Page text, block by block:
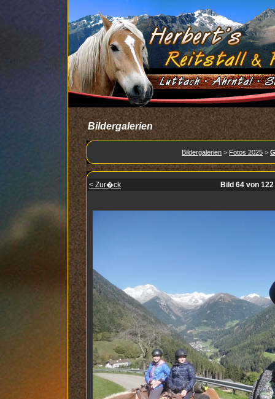
Bildergalerien
Bildergalerien > Fotos 2025 >
< Zur�ck Bild 64 von 122